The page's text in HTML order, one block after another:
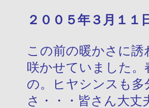
２００５年３月
この前の暖かさに
咲かせていました
の。ヒヤシンスも
さ・・・皆さん大丈